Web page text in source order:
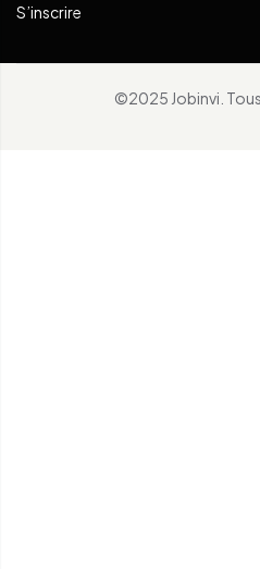
S’inscrire
©2025 Jobinvi.